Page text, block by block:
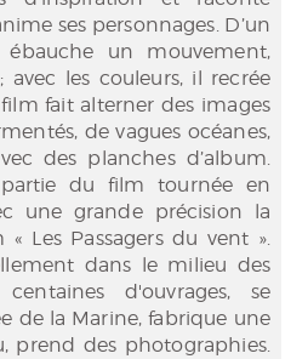
ses personnages. D’un
un mouvement,
avec les couleurs, il recrée
fait alterner des images
de vagues océanes,
des planches d’album.
du film tournée en
une grande précision la
Les Passagers du vent ».
dans le milieu des
d'ouvrages, se
de la Marine, fabrique une
prend des photographies.